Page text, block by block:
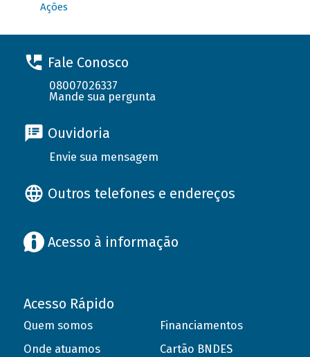
Ações
Fale Conosco
08007026337
Mande sua pergunta
Ouvidoria
Envie sua mensagem
Outros telefones e endereços
Acesso à informação
Acesso Rápido
Quem somos
Onde atuamos
Financiamentos
Cartão BNDES